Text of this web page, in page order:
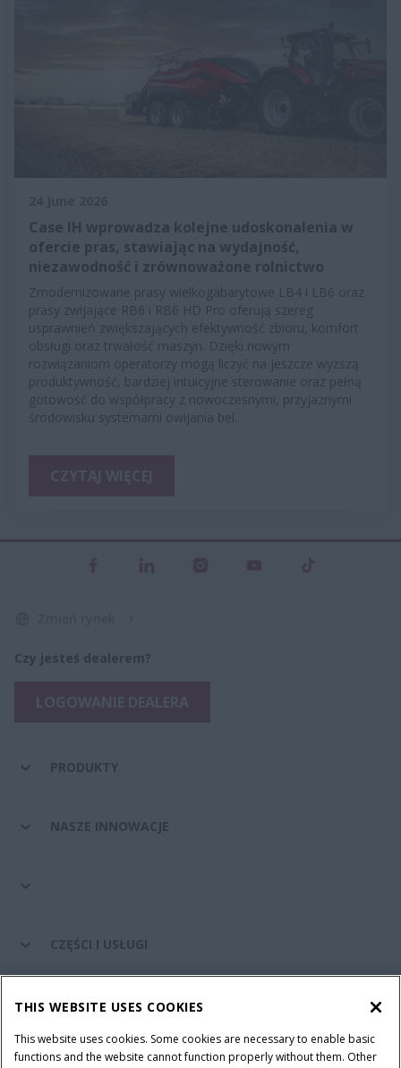
Case IH wprowadza kolejne udoskonalenia w
ofercie pras, stawiając na wydajność,
niezawodność i zrównoważone rolnictwo
Zmodernizowane prasy wielkogabarytowe LB4 i LB6 oraz
prasy zwijające RB6 i RB6 HD Pro oferują szereg
usprawnień zwiększających efektywność zbioru, komfort
obsługi oraz trwałość maszyn. Dzięki nowym
rozwiązaniom operatorzy mogą liczyć na jeszcze wyższą
produktywność, bardziej intuicyjne sterowanie oraz pełną
gotowość do współpracy z nowoczesnymi, przyjaznymi
środowisku systemami owijania bel.
Czy jesteś dealerem?
PRODUKTY
NASZE INNOWACJE
CZĘŚCI I USŁUGI
ŚWIAT CASE IH
THIS WEBSITE USES COOKIES
This website uses cookies. Some cookies are necessary to enable basic
functions and the website cannot function properly without them. Other